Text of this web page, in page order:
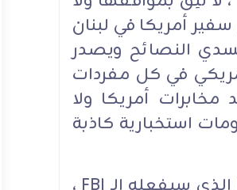
أمريكا في لبنان
النصائح ويصدر
في كل مفردات
مخابرات أمريكا ولا
استخبارية كاذبة